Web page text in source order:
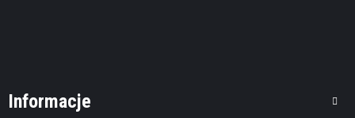
Informacje